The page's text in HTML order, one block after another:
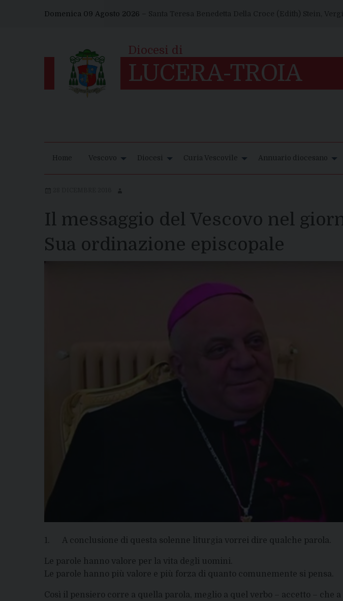
Domenica 09 Agosto 2026 – Santa Teresa Benedetta Della Croce (Edith) Stein,
Home Vescovo Diocesi Curia Vescovile Annuario diocesano
Il messaggio del Vescovo nel
Sua ordinazione episcopale
1. A conclusione di questa solenne liturgia vorrei dire qualche parola.
Le parole hanno valore per la vita degli uomini.
Le parole hanno più valore e più forza di quanto comunemente si pensa.
Così il pensiero corre a quella parola, meglio a quel verbo – accetto – che a